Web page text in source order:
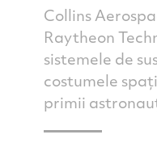
Collins
Raytheon
sistemele de
costumele
primii